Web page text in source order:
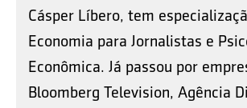
Cásper Líbero, tem
Economia para Jornalistas e
Econômica. Já passou por
Bloomberg Television, Agência